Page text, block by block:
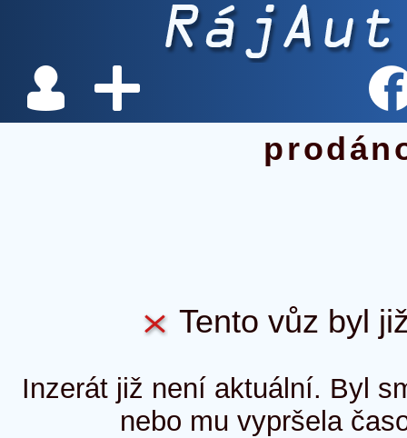
Tento vůz byl
Inzerát již není aktuální. Byl
nebo mu vypršela